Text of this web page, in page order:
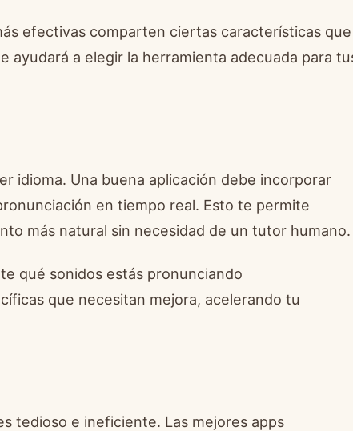
efectivas comparten ciertas características que
a elegir la herramienta adecuada para
idioma. Una buena aplicación debe incorporar
en tiempo real. Esto te permite
más natural sin necesidad de un tutor humano.
qué sonidos estás pronunciando
que necesitan mejora, acelerando tu
tedioso e ineficiente. Las mejores apps